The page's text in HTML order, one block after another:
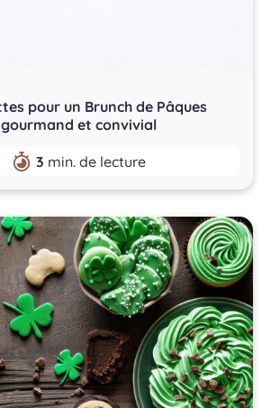
pour un Brunch de Pâques
gourmand et convivial
3 min. de lecture